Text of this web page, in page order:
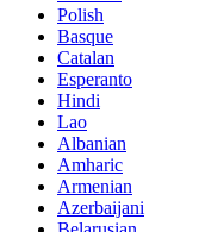
Polish
Basque
Catalan
Esperanto
Hindi
Lao
Albanian
Amharic
Armenian
Azerbaijani